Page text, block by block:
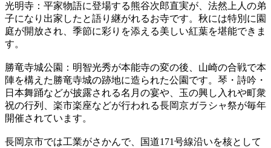
光明寺：平家物語に登場する熊谷次郎直実が、法然上人の弟
子になり出家したと語り継がれるお寺です。秋には特別に園
庭が開放され、季節に彩りを添える美しい紅葉を堪能できま
す。
勝竜寺城公園：明智光秀が本能寺の変の後、山崎の合戦で本
陣を構えた勝竜寺城の跡地に造られた公園です。琴・詩吟・
日本舞踊などが披露される名月の宴や、玉の興し入れや町衆
祝の行列、楽市楽座などが行われる長岡京ガラシャ祭が毎年
開催されています。
長岡京市では工業がさかんで、国道171号線沿いを核として